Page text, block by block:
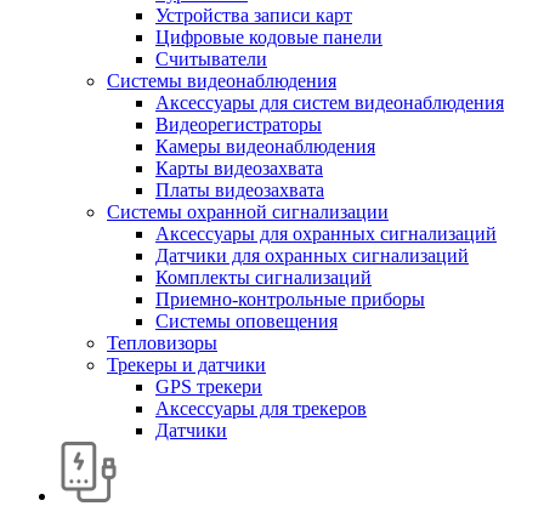
Устройства записи карт
Цифровые кодовые панели
Считыватели
Системы видеонаблюдения
Аксессуары для систем видеонаблюдения
Видеорегистраторы
Камеры видеонаблюдения
Карты видеозахвата
Платы видеозахвата
Системы охранной сигнализации
Аксессуары для охранных сигнализаций
Датчики для охранных сигнализаций
Комплекты сигнализаций
Приемно-контрольные приборы
Системы оповещения
Тепловизоры
Трекеры и датчики
GPS трекери
Аксессуары для трекеров
Датчики